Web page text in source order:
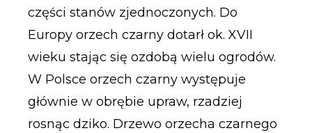
części stanów zjednoczonych. Do
Europy orzech czarny dotarł ok. XVII
wieku stając się ozdobą wielu ogrodów.
W Polsce orzech czarny występuje
głównie w obrębie upraw, rzadziej
rosnąc dziko. Drzewo orzecha czarnego